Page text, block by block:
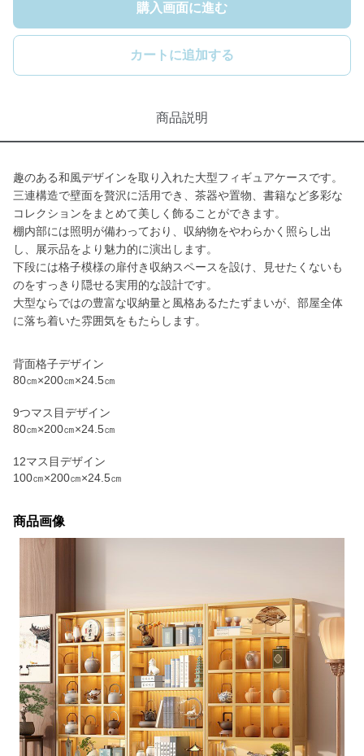
購入画面に進む
カートに追加する
商品説明
趣のある和風デザインを取り入れた大型フィギュアケースです。
三連構造で壁面を贅沢に活用でき、茶器や置物、書籍など多彩な
コレクションをまとめて美しく飾ることができます。
棚内部には照明が備わっており、収納物をやわらかく照らし出
し、展示品をより魅力的に演出します。
下段には格子模様の扉付き収納スペースを設け、見せたくないも
のをすっきり隠せる実用的な設計です。
大型ならではの豊富な収納量と風格あるたたずまいが、部屋全体
に落ち着いた雰囲気をもたらします。
背面格子デザイン
80㎝×200㎝×24.5㎝
9つマス目デザイン
80㎝×200㎝×24.5㎝
12マス目デザイン
100㎝×200㎝×24.5㎝
商品画像